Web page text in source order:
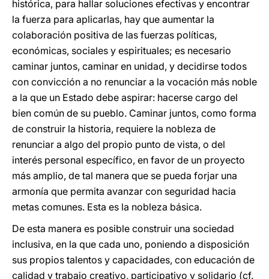
histórica, para hallar soluciones efectivas y encontrar
la fuerza para aplicarlas, hay que aumentar la
colaboración positiva de las fuerzas políticas,
económicas, sociales y espirituales; es necesario
caminar juntos, caminar en unidad, y decidirse todos
con convicción a no renunciar a la vocación más noble
a la que un Estado debe aspirar: hacerse cargo del
bien común de su pueblo. Caminar juntos, como forma
de construir la historia, requiere la nobleza de
renunciar a algo del propio punto de vista, o del
interés personal específico, en favor de un proyecto
más amplio, de tal manera que se pueda forjar una
armonía que permita avanzar con seguridad hacia
metas comunes. Esta es la nobleza básica.
De esta manera es posible construir una sociedad
inclusiva, en la que cada uno, poniendo a disposición
sus propios talentos y capacidades, con educación de
calidad y trabajo creativo, participativo y solidario (cf.